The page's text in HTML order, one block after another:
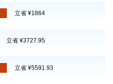
立省 ¥1864
立省 ¥3727.95
立省 ¥5591.93